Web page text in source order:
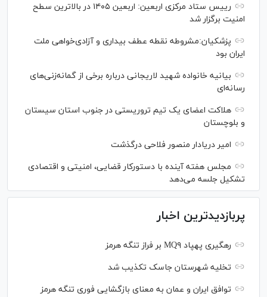
رییس ستاد مرکزی اربعین: اربعین ۱۴۰۵ در بالاترین سطح
امنیت برگزار شد
پزشکیان:مشروطه نقطه عطف بیداری و آزادی‌خواهی ملت
ایران بود
بیانیه خانواده شهید لاریجانی درباره برخی از گمانه‌زنی‌های
رسانه‌ای
هلاکت اعضای یک تیم تروریستی در جنوب استان سیستان
و بلوچستان
امیر دریادار منصور فلاحی درگذشت
مجلس هفته آینده با دستورکار قضایی، امنیتی و اقتصادی
تشکیل جلسه می‌دهد
پربازدیدترین اخبار
رهگیری پهپاد MQ۹ بر فراز تنگه هرمز
تخلیه شهرستان جاسک تکذیب شد
توافق ایران و عمان به معنای بازگشایی فوری تنگه هرمز